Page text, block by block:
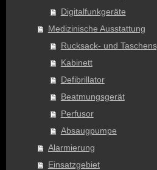
Digitalfunkgeräte
Medizinische Ausstattung
Rucksack- und
Kabinett
Defibrillator
Beatmungsgerät
Perfusor
Absaugpumpe
Alarmierung
Einsatzgebiet